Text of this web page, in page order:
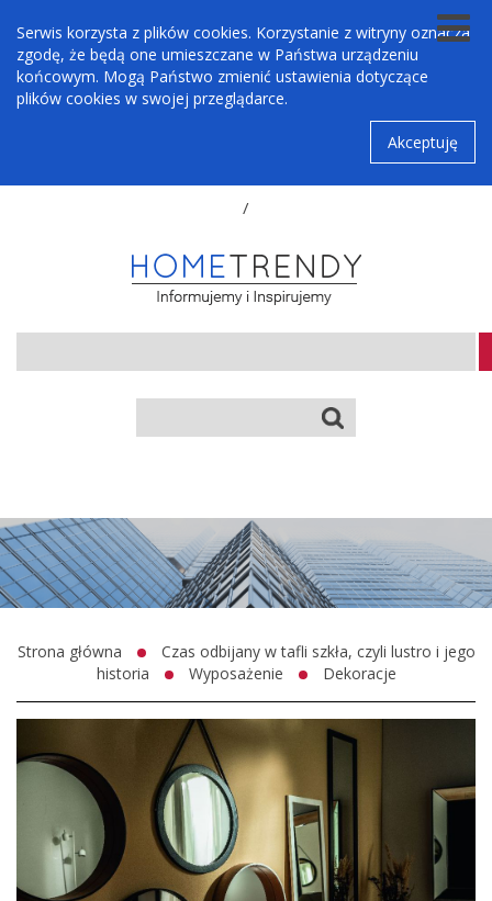
Serwis korzysta z plików cookies. Korzystanie z witryny oznacza
zgodę, że będą one umieszczane w Państwa urządzeniu
końcowym. Mogą Państwo zmienić ustawienia dotyczące
plików cookies w swojej przeglądarce.
Akceptuję
/
Strona główna
Czas odbijany w tafli szkła, czyli lustro i jego
historia
Wyposażenie Dekoracje